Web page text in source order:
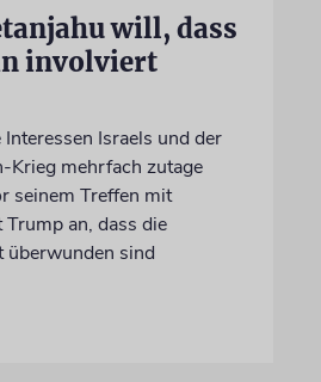
will, dass
involviert
Israels und der
Krieg mehrfach zutage
seinem Treffen mit
an, dass die
überwunden sind